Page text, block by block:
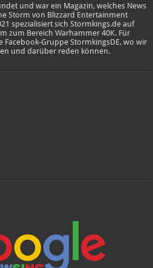
und war ein Magazin, welches News
Storm von Blizzard Entertainment
spezialisiert sich Stormkings.de auf
zum Bereich Warhammer 40K. Für
Gruppe StormkingsDE, wo wir
und darüber reden können.